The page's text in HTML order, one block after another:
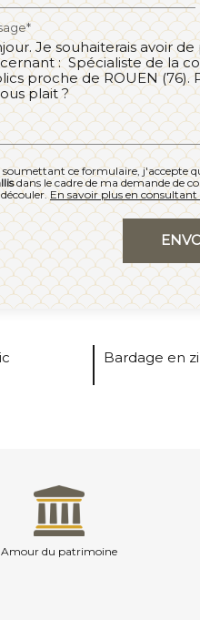
soumettant ce formulaire, j'accepte
dans le cadre de ma demande de
En savoir plus en
Bardage en
Amour du patrimoine